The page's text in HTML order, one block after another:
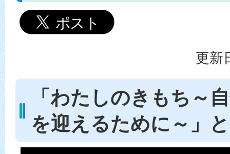
更新
「わたしのきもち～
を迎えるために～」